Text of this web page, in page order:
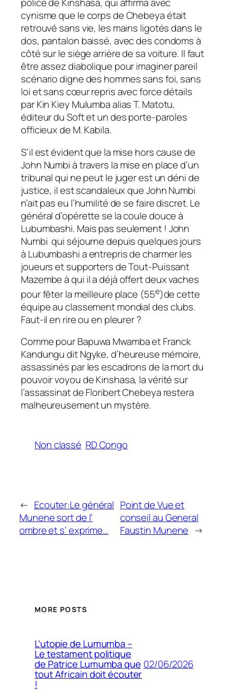
cynisme que le corps de Chebeya était
retrouvé sans vie, les mains ligotés dans le
dos, pantalon baissé, avec des condoms à
côté sur le siège arrière de sa voiture. Il faut
être assez diabolique pour imaginer pareil
scénario digne des hommes sans foi, sans
loi et sans cœur repris avec force détails
par Kin Kiey Mulumba alias T. Matotu,
éditeur du Soft et un des porte-paroles
officieux de M. Kabila.
S’il est évident que la mise hors cause de
John Numbi à travers la mise en place d’un
tribunal qui ne peut le juger est un déni de
justice, il est scandaleux que John Numbi
n’ait pas eu l’humilité de se faire discret. Le
général d’opérette se la coule douce à
Lubumbashi. Mais pas seulement ! John
Numbi qui séjourne depuis quelques jours
à Lubumbashi a entrepris de charmer les
joueurs et supporters de Tout-Puissant
Mazembe à qui il a déjà offert deux vaches
pour fêter la meilleure place (55e)de cette
équipe au classement mondial des clubs.
Faut-il en rire ou en pleurer ?
Comme pour Bapuwa Mwamba et Franck
Kandungu dit Ngyke, d’heureuse mémoire,
assassinés par les escadrons de la mort du
pouvoir voyou de Kinshasa, la vérité sur
l’assassinat de Floribert Chebeya restera
malheureusement un mystère.
Non classé RD Congo
← Ecouter:Le général
Munene sort de l’
ombre et s’ exprime…
Point de Vue et
conseil au General
Faustin Munene →
MORE POSTS
L’utopie de Lumumba –
Le testament politique
de Patrice Lumumba que
tout Africain doit écouter
!
02/06/2026